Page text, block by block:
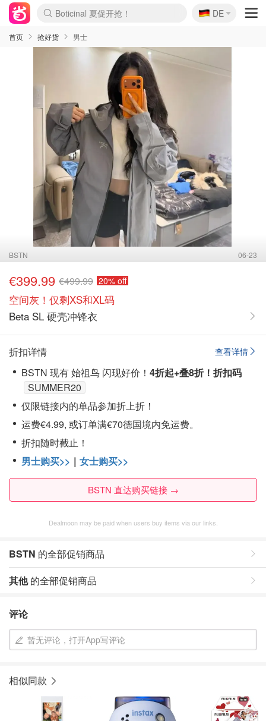
Boticinal 夏促开抢！
4折！lulu周四疯狂上新
还没结束！&OtherStories大促
Joybuy变相75折 随时失效
速领！Stanley独家85折
疑似霸哥！Camper额外叠85折
Zalando 奥莱闪促！每日更新
Moncler反季囤！5折起+叠9折
Coach Brooklyn仅€192
🇩🇪
DE
首页 抢好货 男士
BSTN 06-23
€399.99 €499.99 20% off
空间灰！仅剩XS和XL码
Beta SL 硬壳冲锋衣
查看详情
折扣详情
BSTN 现有 始祖鸟 闪现好价！ 4折起+叠8折！折扣码
SUMMER20
仅限链接内的单品参加折上折！
运费€4.99, 或订单满€70德国境内免运费。
折扣随时截止！
男士购买>> ｜ 女士购买>>
BSTN 直达购买链接 →
Dealmoon may be paid when users buy items via our links.
BSTN 的全部促销商品
其他的全部促销商品
评论
暂无评论，打开App写评论
相似同款